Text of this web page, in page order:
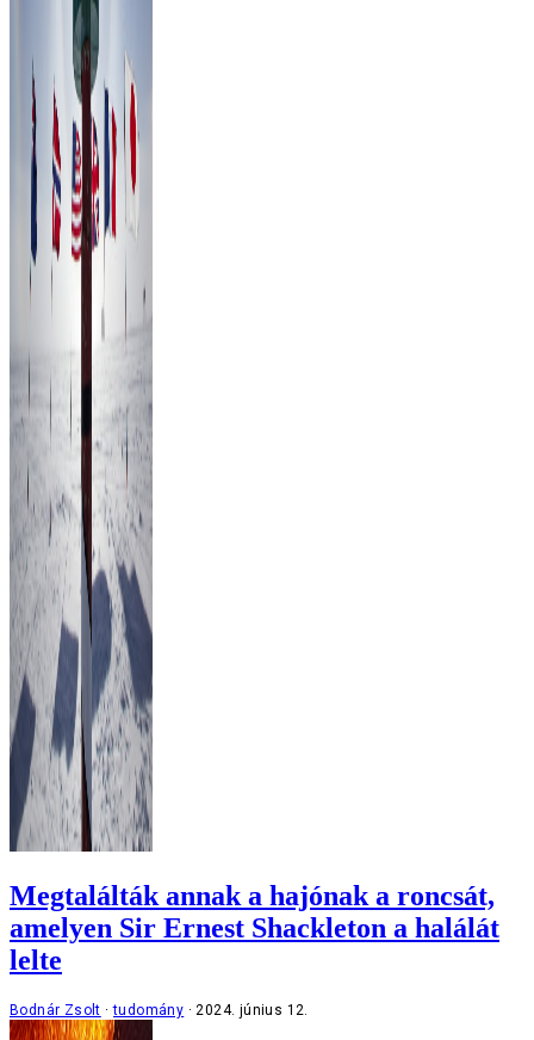
Megtalálták annak a hajónak a roncsát,
amelyen Sir Ernest Shackleton a halálát
lelte
Bodnár Zsolt tudomány 2024. június 12.